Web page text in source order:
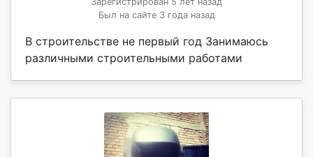
Был на сайте 3 года назад
В строительстве не первый год Занимаюсь
различными строительными работами